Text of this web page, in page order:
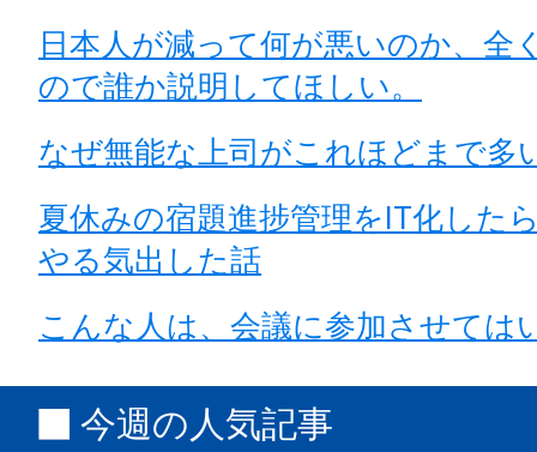
日本人が減って何が悪いのか、全
ので誰か説明してほしい。
なぜ無能な上司がこれほどまで多
夏休みの宿題進捗管理をIT化した
やる気出した話
こんな人は、会議に参加させては
今週の人気記事